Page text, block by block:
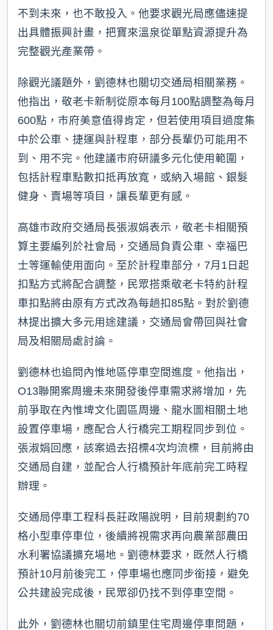
不到未來，也不敢投入。他要求觀光局應儘速提
出具體振興計畫，把寶來溫泉從單點資源提升為
完整觀光產業帶。
除觀光議題外，劉德林也關切交通局相關業務。
他指出，敬老卡新制從原本每月100點調整為每月
600點，市府美意值得肯定，但若使用項目過度集
中於公車、捷運與計程車，部分長輩仍可能用不
到、用不完。他建議市府研議多元化使用範圍，
包括計程車點數扣抵再放寬，或納入場館、銀髮
健身、賣場等項目，讓長輩更有感。
高雄市政府交通局長張淑娟表示，敬老卡相關預
算主要編列於社會局，交通局負責公車、幸福巴
士等運輸使用面向。至於計程車部分，7月1日起
扣點方式將配合調整，民眾搭乘敬老卡特約計程
車扣點將由原有方式改為每趟扣85點。對於劉德
林提出擴大多元用途建議，交通局會帶回與社會
局及相關局處討論。
劉德林也追問內惟地區停車空間進度。他指出，
O13聯開案周邊未來開發後停車需求將增加，先
前爭取在內惟埤文化園區周邊、龍水圖相關土地
設置停車場，應配合人行橋完工期程同步到位。
張淑娟回應，該案過去招標4次均流標，目前將由
交通局自建，並配合人行橋預計年底前完工時程
辦理。
交通局停車工程科長莊政陽說明，目前規劃約70
格小型車停車位，後續將視需求再向農業部農田
水利署協議擴充場地。劉德林要求，既然人行橋
預計10月前後完工，停車場也應同步銜接，避免
公共建設完成後，民眾卻仍找不到停車空間。
此外，劉德林也關切前鎮里住宅周邊停車問題，